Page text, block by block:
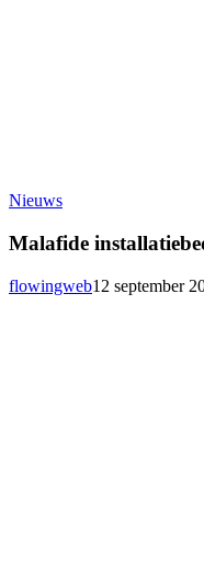
NieuwsMalafide
worden
brutaler
Malafide
flowingweb12 september